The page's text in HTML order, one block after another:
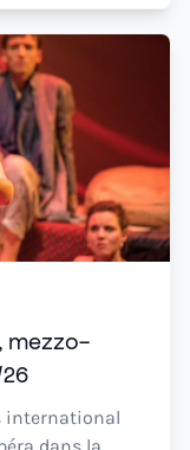
mezzo-
international